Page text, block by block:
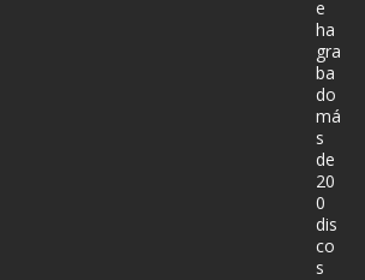
e
ha
gra
ba
do
má
s
de
20
0
dis
co
s